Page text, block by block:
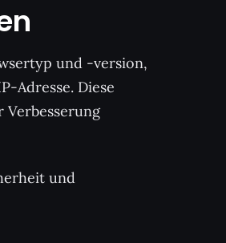
und -version,
Adresse. Diese
und